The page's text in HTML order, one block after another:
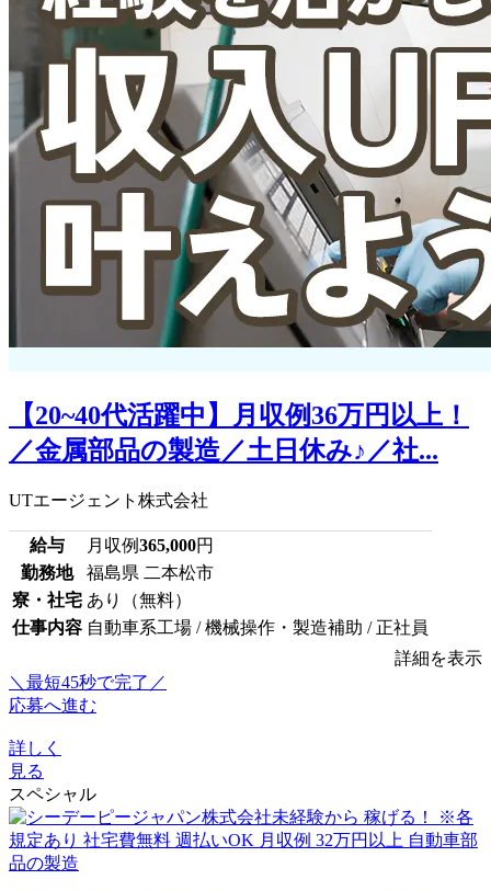
【20~40代活躍中】月収例36万円以上！
／金属部品の製造／土日休み♪／社...
UTエージェント株式会社
給与 月収例365,000円
勤務地
福島県 二本松市
寮・社宅 あり（無料）
仕事内容 自動車系工場 / 機械操作・製造補助 / 正社員
詳細を表示
＼最短45秒で完了／
応募へ進む
詳しく
見る
スペシャル